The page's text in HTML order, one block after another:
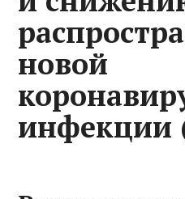
новой
инфекции